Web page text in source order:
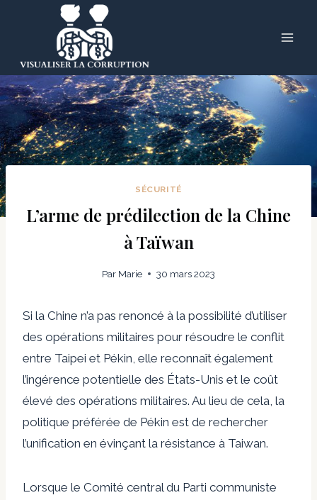
SÉCURITÉ
L’arme de prédilection de la Chine
à Taïwan
Par Marie 30 mars 2023
Si la Chine n’a pas renoncé à la possibilité d’utiliser
des opérations militaires pour résoudre le conflit
entre Taipei et Pékin, elle reconnaît également
l’ingérence potentielle des États-Unis et le coût
élevé des opérations militaires. Au lieu de cela, la
politique préférée de Pékin est de rechercher
l’unification en évinçant la résistance à Taiwan.
Lorsque le Comité central du Parti communiste